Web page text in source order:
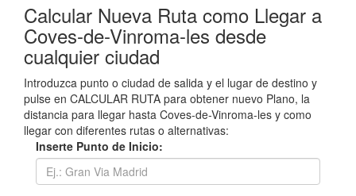
Calcular Nueva Ruta como Llegar a
Coves-de-Vinroma-les desde
cualquier ciudad
Introduzca punto o ciudad de salida y el lugar de destino y
pulse en CALCULAR RUTA para obtener nuevo Plano, la
distancia para llegar hasta Coves-de-Vinroma-les y como
llegar con diferentes rutas o alternativas:
Inserte Punto de Inicio: